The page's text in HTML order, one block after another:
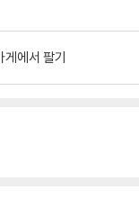
게에서 팔기